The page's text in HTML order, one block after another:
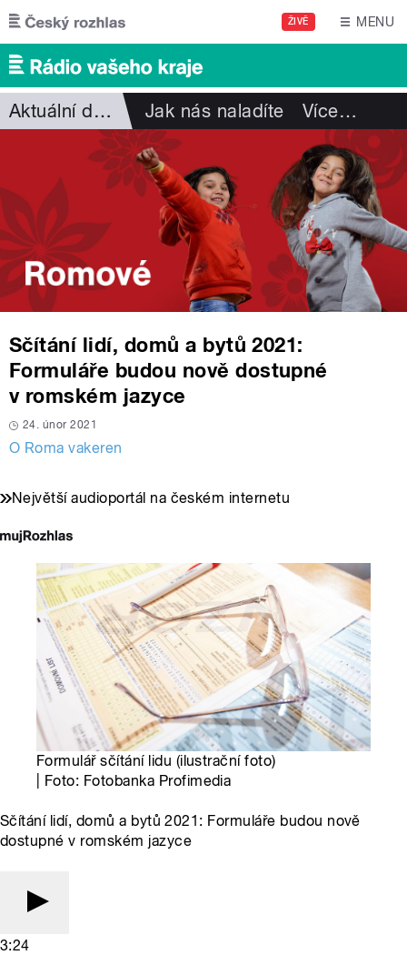
Přejít k hlavnímu obsahu
ŽIVĚ MENU
Aktuální dění Jak nás naladíte Více…
Sčítání lidí, domů a bytů 2021:
Formuláře budou nově dostupné
v romském jazyce
24. únor 2021
O Roma vakeren
Největší audioportál na českém internetu
Formulář sčítání lidu (ilustrační foto)
| Foto: Fotobanka Profimedia
Sčítání lidí, domů a bytů 2021: Formuláře budou nově
dostupné v romském jazyce
3:24